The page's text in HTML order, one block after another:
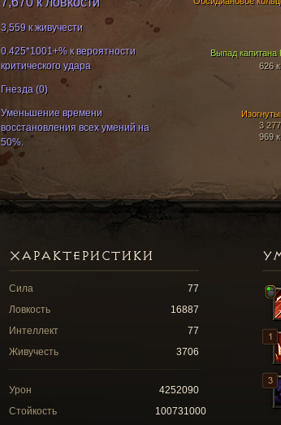
Выпад капитана
626
3
969
3,559 к живучести
0.425*1001+% к вероятности
критического удара
Гнезда (0)
Уменьшение времени
восстановления всех умений на
50%.
ХАРАКТЕРИСТИКИ
Сила
77
Ловкость
16887
Интеллект
77
Живучесть
3706
Урон
4252090
Стойкость
100731000